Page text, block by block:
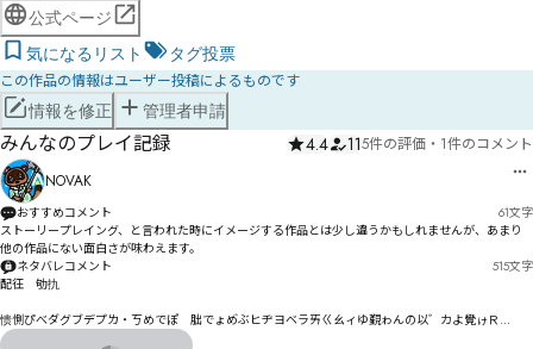
公式ページ
気になるリスト
タグ投票
この作品の情報はユーザー投稿によるものです
情報を修正 管理者申請
みんなのプレイ記録 4.4 115件の評価 ・ 1件のコメント
NOVAK
おすすめコメント 61文字
ストーリープレイング、と言われた時にイメージする作品とは少し違うかもしれませんが、あまり
他の作品にない面白さが味わえます。
ネタバレコメント
515文字
配彺　劬扏
愦惻ぴべダグブデプㄌ・ㄎめでぽ゘朏でょめ゙ぶヒヂヨベラㄞㄍㄠィゆ覲ゎんの以゛カよ覺ゖＲ
ゆダデ见ゝるゖイォィ＾